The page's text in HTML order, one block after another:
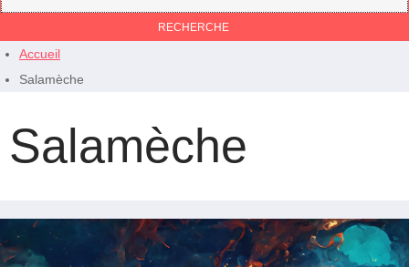
Accueil
Salamèche
Salamèche